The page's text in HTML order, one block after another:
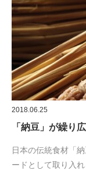
2018.06.25
「納豆」が繰り
日本の伝統食材「
ードとして取り入